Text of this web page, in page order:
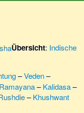
Übersicht: Indische
–Veden–
Ramayana–Kalidasa–
–Khushwant